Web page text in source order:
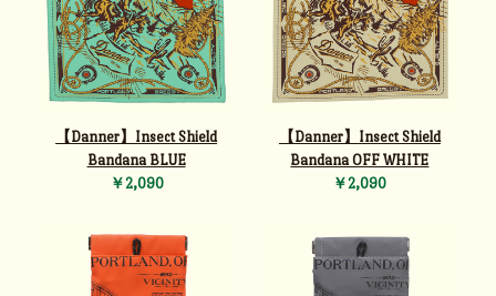
【Danner】Insect Shield
Bandana BLUE
￥2,090
【Danner】Insect Shield
Bandana OFF WHITE
￥2,090